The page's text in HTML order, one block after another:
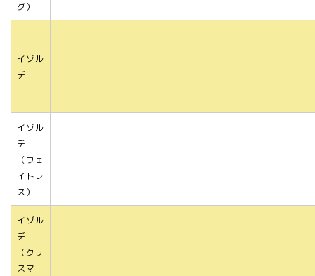
グ）
イゾル
デ
イゾル
デ
（ウェ
イトレ
ス）
イゾル
デ
（クリ
スマ